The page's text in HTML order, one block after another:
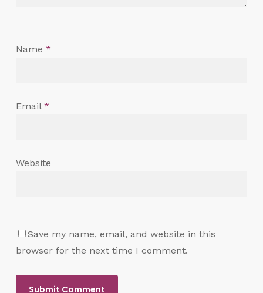
Name *
Email *
Website
Save my name, email, and website in this
browser for the next time I comment.